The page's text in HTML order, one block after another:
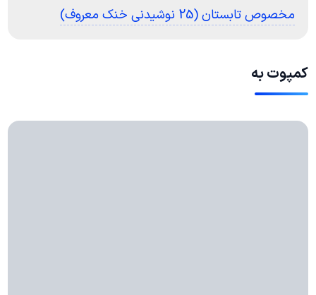
مخصوص تابستان (25 نوشیدنی خنک معروف)
کمپوت به